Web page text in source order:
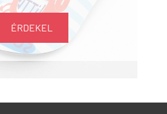
ÉRDEKEL